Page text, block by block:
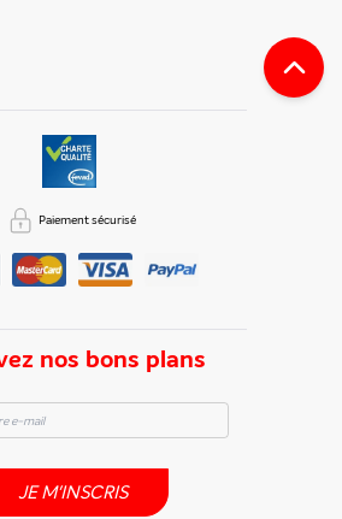
nos bons plans
JE M'INSCRIS
Paiement sécurisé